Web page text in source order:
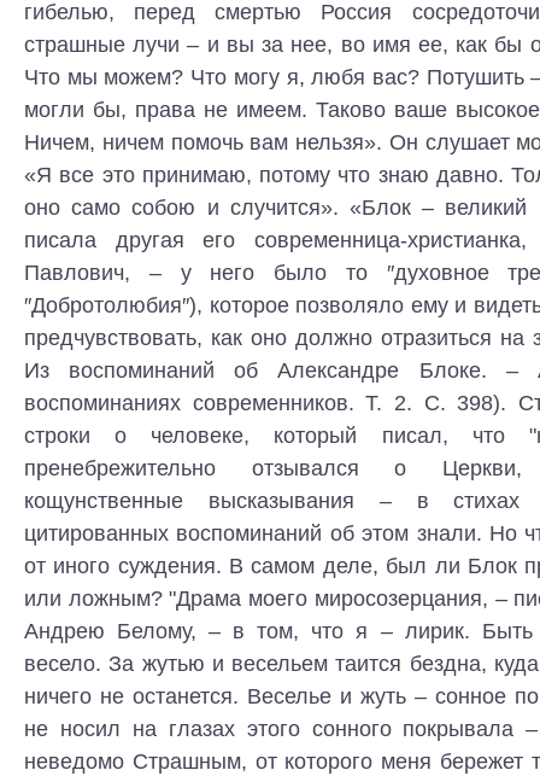
гибелью, перед смертью Россия
страшные лучи – и вы за нее, во имя ее, как бы
Что мы можем? Что могу я, любя вас? Потушить
могли бы, права не имеем. Таково ваше высокое
Ничем, ничем помочь вам нельзя». Он слушает
«Я все это принимаю, потому что знаю давно.
оно само собою и случится». «Блок – великий
писала другая его современница-
Павлович, – у него было то ″духовное
″Добротолюбия″), которое позволяло ему и
предчувствовать, как оно должно отразиться
Из воспоминаний об Александре Блоке. –
воспоминаниях современников. Т. 2. С. 398).
строки о человеке, который писал, что
пренебрежительно отзывался о
кощунственные высказывания – в
цитированных воспоминаний об этом знали. Но
от иного суждения. В самом деле, был ли Блок
или ложным? "Драма моего миросозерцания, –
Андрею Белому, – в том, что я – лирик. Быть
весело. За жутью и весельем таится бездна,
ничего не останется. Веселье и жуть – сонное
не носил на глазах этого сонного покрывала
неведомо Страшным, от которого меня бережет